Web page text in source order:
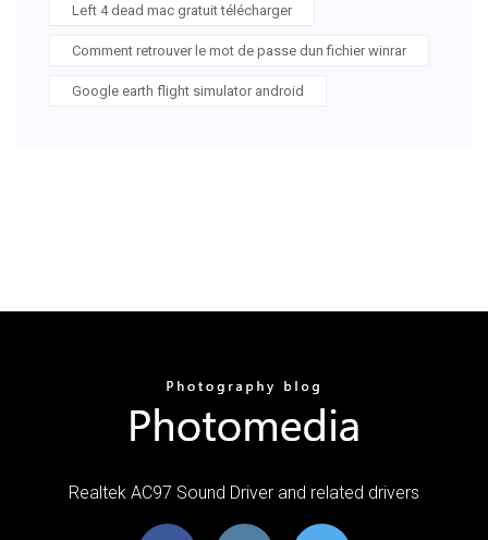
Left 4 dead mac gratuit télécharger
Comment retrouver le mot de passe dun fichier winrar
Google earth flight simulator android
Realtek AC97 Sound Driver and related drivers